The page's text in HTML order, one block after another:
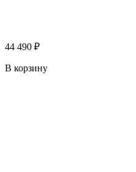
44 490 ₽
В корзину